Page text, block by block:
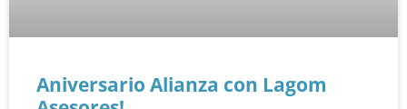
Aniversario Alianza con Lagom